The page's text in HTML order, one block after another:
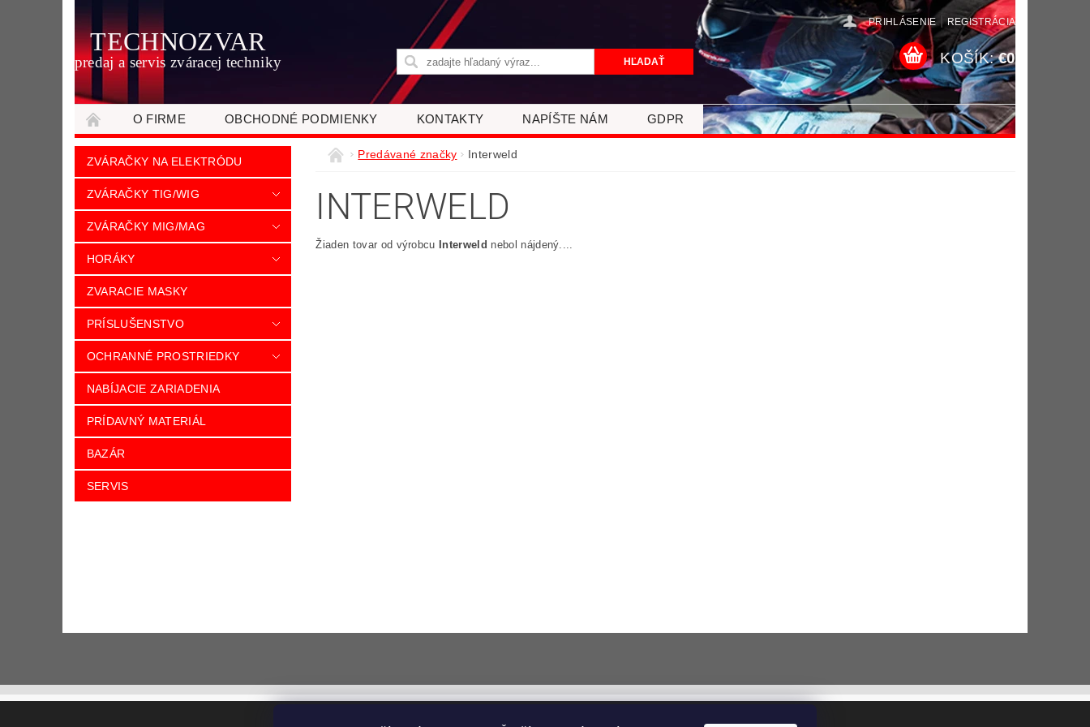
TECHNOZVAR
predaj a servis zváracej techniky
PRIHLÁSENIE | REGISTRÁCIA
KOŠÍK: €0
O FIRME OBCHODNÉ PODMIENKY KONTAKTY NAPÍŠTE NÁM GDPR
ZVÁRAČKY NA ELEKTRÓDU
ZVÁRAČKY TIG/WIG
ZVÁRAČKY MIG/MAG
HORÁKY
ZVARACIE MASKY
PRÍSLUŠENSTVO
OCHRANNÉ PROSTRIEDKY
NABÍJACIE ZARIADENIA
PRÍDAVNÝ MATERIÁL
BAZÁR
SERVIS
Predávané značky Interweld
INTERWELD
Žiaden tovar od výrobcu Interweld nebol nájdený....